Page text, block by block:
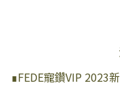
∎FEDE寵鑽VIP 2023